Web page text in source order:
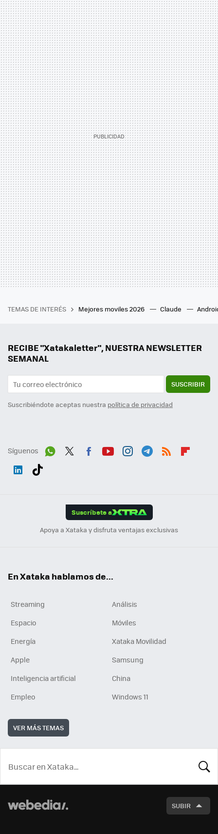
TEMAS DE INTERÉS Mejores moviles 2026 Claude
RECIBE "Xatakaletter", NUESTRA NEWSLETTER
SEMANAL
SUSCRIBIR
Suscribiéndote aceptas nuestra política de privacidad
Síguenos
Suscríbete a
Apoya a Xataka y disfruta ventajas exclusivas
En Xataka hablamos de...
Streaming
Análisis
Espacio
Móviles
Energía
Xataka Movilidad
Apple
Samsung
Inteligencia artificial
China
Empleo
Windows 11
VER MÁS TEMAS
SUBIR